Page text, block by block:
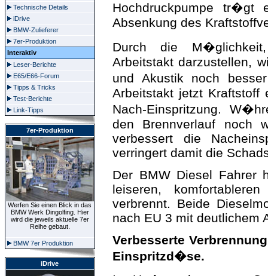
Technische Details
iDrive
BMW-Zulieferer
7er-Produktion
Interaktiv
Leser-Berichte
E65/E66-Forum
Tipps & Tricks
Test-Berichte
Link-Tipps
7er-Produktion
Werfen Sie einen Blick in das
BMW Werk Dingolfing. Hier
wird die jeweils aktuelle 7er
Reihe gebaut.
BMW 7er Produktion
iDrive
Hochdruckpumpe tr�gt
Absenkung des
Durch die
Arbeitstakt darzustellen,
und Akustik noch
Arbeitstakt jetzt Kraftstoff
Nach-Einspritzung.
den Brennverlauf noch
verbessert die
verringert damit die
Der BMW Diesel Fahrer
leiseren,
verbrennt. Beide
nach EU 3 mit deutlichem
Verbesserte
Einspritzd�se.